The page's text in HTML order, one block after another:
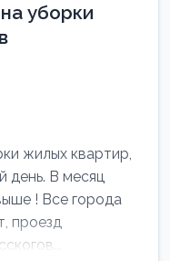
уборки
жилых квартир,
день. В месяц
! Все города
проезд